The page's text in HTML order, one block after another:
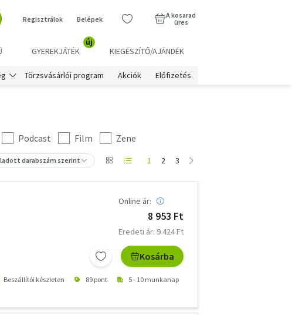
Regisztrálok Belépek
A kosarad
üres
GYEREKJÁTÉK
új
KIEGÉSZÍTŐ/AJÁNDÉK
Törzsvásárlói program Akciók Előfizetés
Podcast Film
Zene
darabszám szerint 1 2 3
Online ár:
8 953 Ft
Eredeti ár: 9 424 Ft
Kosárba
Beszállítói készleten 89 pont 5 - 10 munkanap